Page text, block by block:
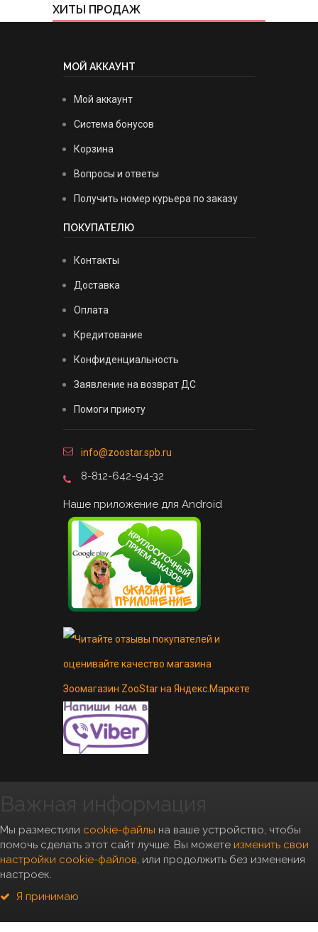
ХИТЫ ПРОДАЖ
МОЙ АККАУНТ
Мой аккаунт
Система бонусов
Корзина
Вопросы и ответы
Получить номер курьера по заказу
ПОКУПАТЕЛЮ
Контакты
Доставка
Оплата
Кредитование
Конфиденциальность
Заявление на возврат ДС
Помоги приюту
info@zoostar.spb.ru
8-812-642-94-32
Наше приложение для Android
Copyright 2010- 2026, "Zoostar"
Важная информация
Мы разместили cookie-файлы на ваше устройство, чтобы
помочь сделать этот сайт лучше. Вы можете изменить свои
настройки cookie-файлов, или продолжить без изменения
настроек.
Я принимаю